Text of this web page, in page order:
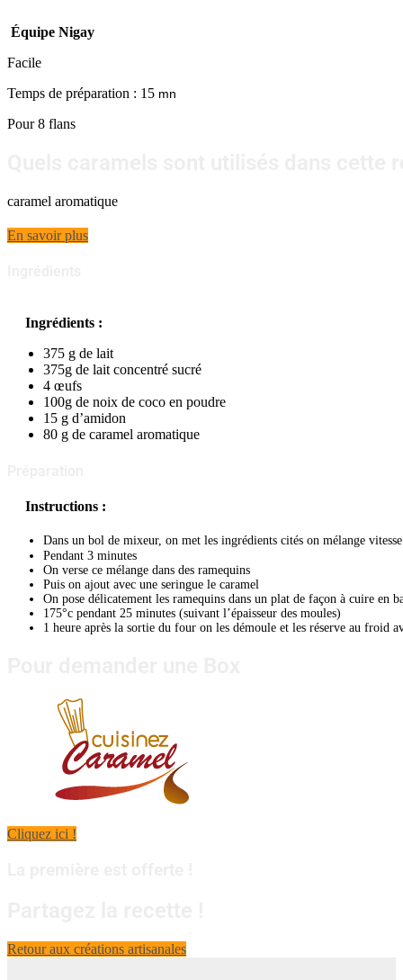
Équipe Nigay
Facile
Temps de préparation : 15 mn
Pour 8 flans
caramel aromatique
En savoir plus
Ingrédients :
375 g de lait
375g de lait concentré sucré
4 œufs
100g de noix de coco en poudre
15 g d’amidon
80 g de caramel aromatique
Instructions :
Dans un bol de mixeur, on met les ingrédients cités on mélange
Pendant 3 minutes
On verse ce mélange dans des ramequins
Puis on ajout avec une seringue le caramel
On pose délicatement les ramequins dans un plat de façon à cuire en
175°c pendant 25 minutes (suivant l’épaisseur des moules)
1 heure après la sortie du four on les démoule et les réserve au froid
Cliquez ici !
Retour aux créations artisanales